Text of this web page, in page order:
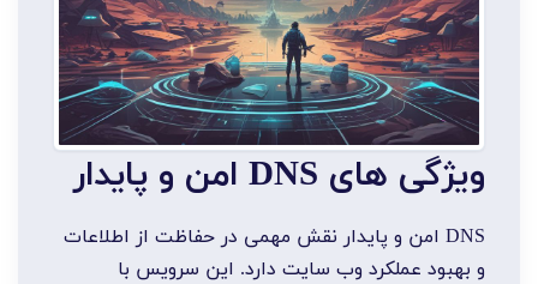
ویژگی های DNS امن و پایدار
DNS امن و پایدار نقش مهمی در حفاظت از اطلاعات
و بهبود عملکرد وب سایت دارد. این سرویس با